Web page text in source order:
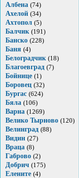
Албена (74)
Ахелой (34)
Ахтопол (5)
Балчик (191)
Банско (228)
Баня (4)
Белоградчик (18)
Благоевград (7)
Бойнице (1)
Боровец (32)
Бургас (624)
Бяла (106)
Варна (1269)
Велико Тырново (120)
Велинград (88)
Видин (27)
Враца (8)
Габрово (2)
Добрич (175)
Елените (4)